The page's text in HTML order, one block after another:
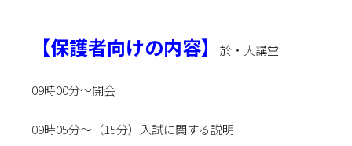
【保護者向けの内容】 於・大講堂
09時00分～開会
09時05分～（15分）入試に関する説明